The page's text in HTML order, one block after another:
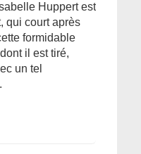
Huppert est
qui court après
formidable
il est tiré,
un tel